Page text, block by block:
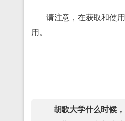
请注意，在获取和使
用。
胡歌大学什么时候